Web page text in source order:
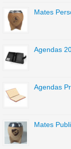
Mates
Agendas
Agendas
Mates